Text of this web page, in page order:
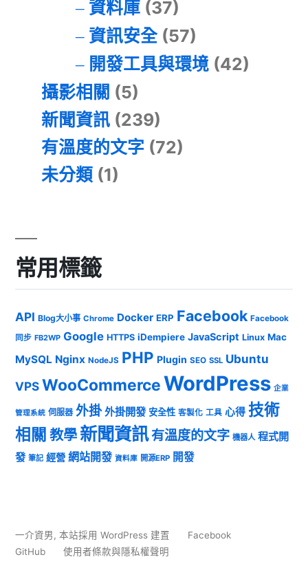
資料庫(37)
資訊安全(57)
開發工具與環境(42)
攝影相關 (5)
新聞資訊 (239)
有溫度的文字 (72)
未分類 (1)
常用標籤
API Blog大小事 Chrome Docker ERP Facebook Facebook
同步 FB2WP Google HTTPS iDempiere JavaScript Linux Mac
MySQL Nginx NodeJS PHP Plugin SEO SSL Ubuntu
VPSWooCommerceWordPress 企業
管理系統 伺服器 外掛 外掛開發 安全性 客製化 工具 心得 技術
相關 教學 新聞資訊有溫度的文字 機器人 程式開
發 筆記 經營 網站開發 資料庫 開源ERP 開發
一介資男, 本站採用 WordPress 建置
Facebook
GitHub
使用者條款與隱私權聲明